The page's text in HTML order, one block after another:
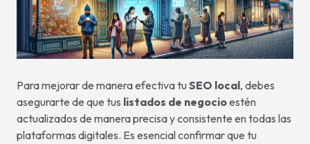
Para mejorar de manera efectiva tuSEO local, debes
asegurarte de que tus listados de negocioestén
actualizados de manera precisa y consistente en todas las
plataformas digitales. Es esencial confirmar que tu